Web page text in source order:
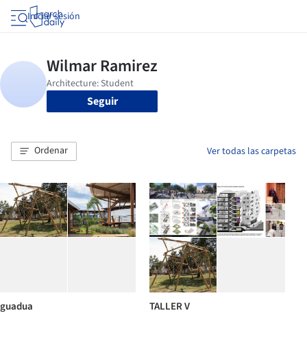
Iniciar sesión
Seguir
Ordenar Ver todas las carpetas
guadua TALLER V